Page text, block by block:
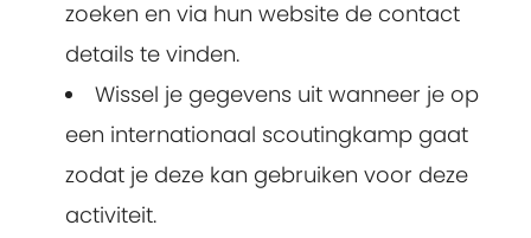
zoeken en via hun website de contact
details te vinden.
Wissel je gegevens uit wanneer je op
een internationaal scoutingkamp gaat
zodat je deze kan gebruiken voor deze
activiteit.